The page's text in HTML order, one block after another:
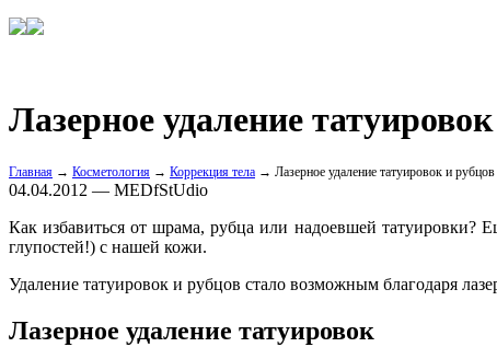
Лазерное удаление
Главная → Косметология → Коррекция тела → Лазерное удаление татуировок и рубцов
04.04.2012 — MEDfStUdio
Как избавиться от шрама, рубца или надоевшей татуировки?
глупостей!) с нашей кожи.
Удаление татуировок и рубцов стало возможным благодаря
Лазерное удаление татуировок